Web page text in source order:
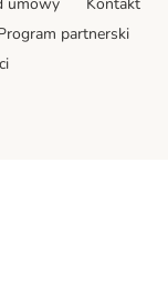
umowy
Kontakt
partnerski